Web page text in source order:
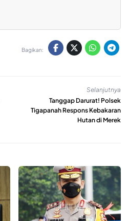
Bagikan:
Selanjutnya
Tanggap Darurat! Polsek
Tigapanah Respons Kebakaran
Hutan di Merek